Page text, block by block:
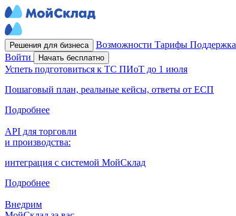
Решения для бизнеса Возможности Тарифы Поддержка
Войти
Начать бесплатно
Успеть подготовиться к ТС ПИоТ до 1 июля
Пошаговый план, реальные кейсы, ответы от ЕСП
Подробнее
API для торговли
и производства:
интеграция с системой МойСклад
Подробнее
Внедрим